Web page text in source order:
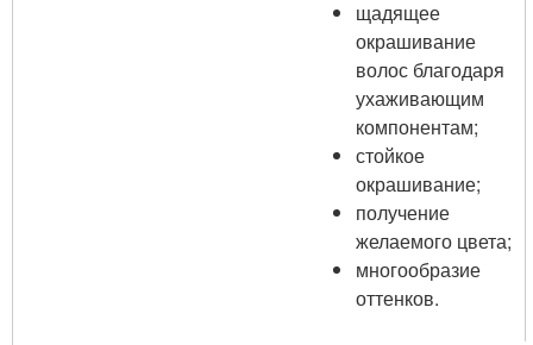
щадящее
окрашивание
волос благодаря
ухаживающим
компонентам;
стойкое
окрашивание;
получение
желаемого цвета;
многообразие
оттенков.